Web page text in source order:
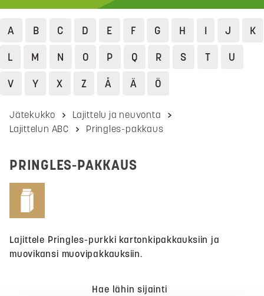
A B C D E F G H I J
K
L
M N O P Q R S T
U
V
Y X Z Å Ä Ö
Jätekukko
Lajittelu ja neuvonta
Lajittelun ABC
Pringles-pakkaus
PRINGLES-PAKKAUS
Lajittele Pringles-purkki kartonkipakkauksiin ja
muovikansi muovipakkauksiin.
Hae lähin sijainti